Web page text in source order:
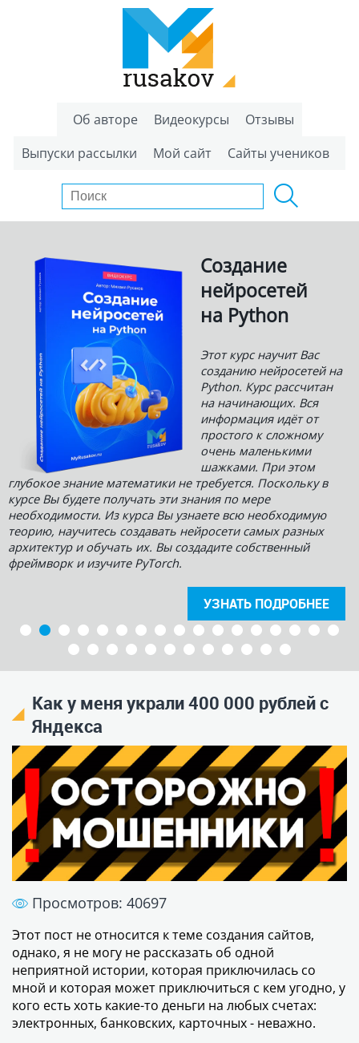
Об авторе Видеокурсы
Отзывы
Выпуски рассылки
Мой сайт Сайты учеников
Создание
нейросетей
на Python
Этот курс научит Вас
созданию нейросетей на
Python. Курс рассчитан
на начинающих. Вся
информация идёт от
простого к сложному
очень маленькими
шажками. При этом
глубокое знание математики не требуется. Поскольку в
курсе Вы будете получать эти знания по мере
необходимости. Из курса Вы узнаете всю необходимую
теорию, научитесь создавать нейросети самых разных
архитектур и обучать их. Вы создадите собственный
фреймворк и изучите PyTorch.
УЗНАТЬ ПОДРОБНЕЕ
Как у меня украли 400 000 рублей с
Яндекса
Просмотров: 40697
Этот пост не относится к теме создания сайтов,
однако, я не могу не рассказать об одной
неприятной истории, которая приключилась со
мной и которая может приключиться с кем угодно, у
кого есть хоть какие-то деньги на любых счетах:
электронных, банковских, карточных - неважно.